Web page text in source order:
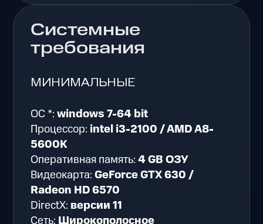
Системные
требования
МИНИМАЛЬНЫЕ
ОС *:windows 7-64 bit
Процессор: intel i3-2100 / AMD A8-
5600K
Оперативная память:4 GB ОЗУ
Видеокарта:GeForce GTX 630 /
Radeon HD 6570
DirectX: версии 11